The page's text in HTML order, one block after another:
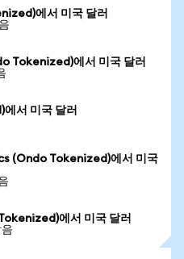
에서 미국 달러
Tokenized)에서 미국 달러
서 미국 달러
(Ondo Tokenized)에서 미국
에서 미국 달러